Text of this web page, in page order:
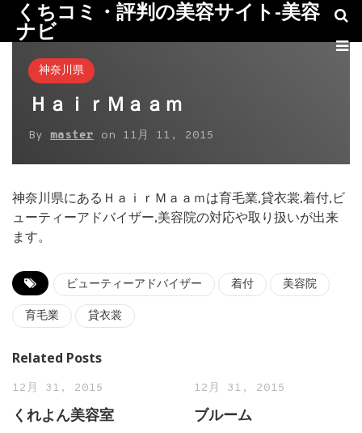
くちコミ・評判の美容サイト-美容
ナビ
神奈川県
ＨａｉｒＭａａｍ
By master on 11月 11, 2015
神奈川県にあるＨａｉｒＭａａｍは育毛業,貸衣裳,着付,ビ
ューティーアドバイザー,美容院の対応や取り扱いが出来
ます。
ビューティーアドバイザー 着付 美容院
育毛業 貸衣裳
Related Posts
12月 31, 2015
くれよん美容室
12月 31, 2015
ブルーム